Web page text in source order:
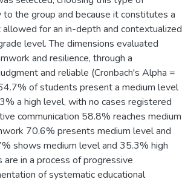
the group and because it constitutes a
for an in-depth and contextualized
level. The dimensions evaluated
and resilience, through a
and reliable (Cronbach's Alpha =
of students present a medium level
a high level, with no cases registered
communication 58.8% reaches medium
70.6% presents medium level and
shows medium level and 35.3% high
in a process of progressive
of systematic educational